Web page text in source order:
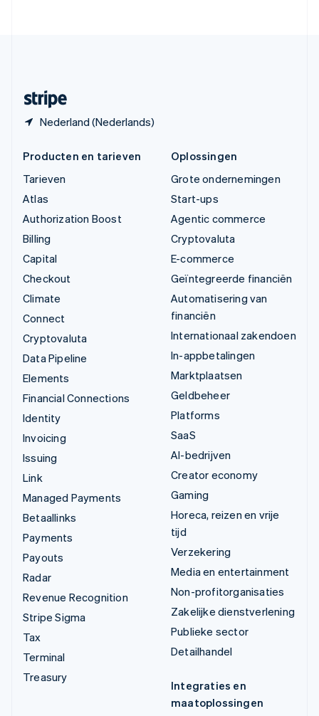
Nederland (Nederlands)
Producten en tarieven
Tarieven
Atlas
Authorization Boost
Billing
Capital
Checkout
Climate
Connect
Cryptovaluta
Data Pipeline
Elements
Financial Connections
Identity
Invoicing
Issuing
Link
Managed Payments
Betaallinks
Payments
Payouts
Radar
Revenue Recognition
Stripe Sigma
Tax
Terminal
Treasury
Oplossingen
Grote ondernemingen
Start-ups
Agentic commerce
Cryptovaluta
E-commerce
Geïntegreerde financiën
Automatisering van
financiën
Internationaal zakendoen
In-appbetalingen
Marktplaatsen
Geldbeheer
Platforms
SaaS
AI-bedrijven
Creator economy
Gaming
Horeca, reizen en vrije
tijd
Verzekering
Media en entertainment
Non-profitorganisaties
Zakelijke dienstverlening
Publieke sector
Detailhandel
Integraties en
maatoplossingen